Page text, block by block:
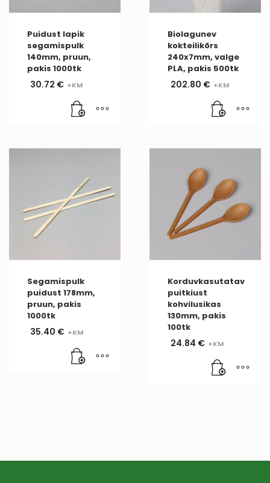
Puidust lapik
segamispulk
140mm, pruun,
pakis 1000tk
30.72 €
Biolagunev
kokteilikõrs
240x7mm, valge
PLA, pakis 500tk
202.80 €
Segamispulk
puidust 178mm,
pruun, pakis
1000tk
35.40 €
Korduvkasutatav
puitkiust
kohvilusikas
130mm, pakis
100tk
24.84 €